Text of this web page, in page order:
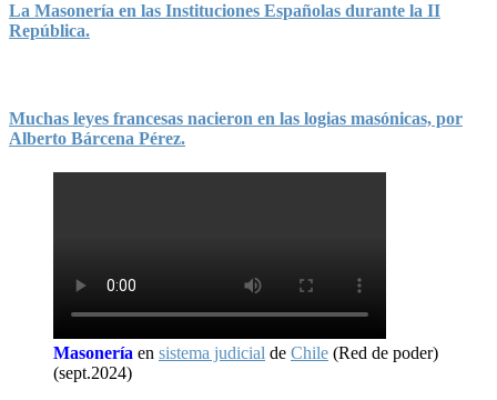
La Masonería en las Instituciones Españolas durante la II
República.
Muchas leyes francesas nacieron en las logias masónicas, por
Alberto Bárcena Pérez.
Masonería en sistema judicial de Chile (Red de poder)
(sept.2024)